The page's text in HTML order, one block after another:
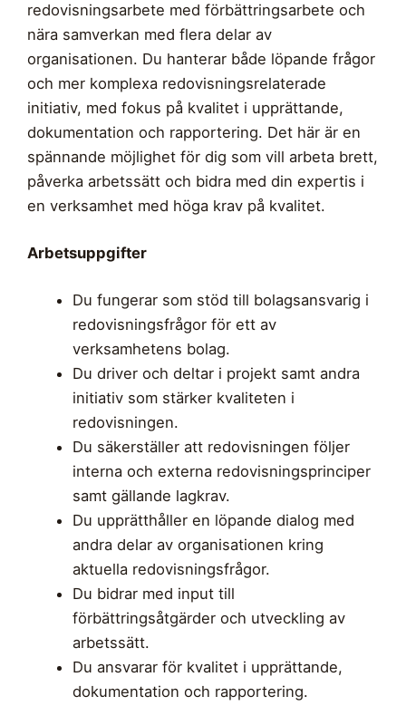
redovisningsarbete med förbättringsarbete och
nära samverkan med flera delar av
organisationen. Du hanterar både löpande frågor
och mer komplexa redovisningsrelaterade
initiativ, med fokus på kvalitet i upprättande,
dokumentation och rapportering. Det här är en
spännande möjlighet för dig som vill arbeta brett,
påverka arbetssätt och bidra med din expertis i
en verksamhet med höga krav på kvalitet.
Arbetsuppgifter
Du fungerar som stöd till bolagsansvarig i
redovisningsfrågor för ett av
verksamhetens bolag.
Du driver och deltar i projekt samt andra
initiativ som stärker kvaliteten i
redovisningen.
Du säkerställer att redovisningen följer
interna och externa redovisningsprinciper
samt gällande lagkrav.
Du upprätthåller en löpande dialog med
andra delar av organisationen kring
aktuella redovisningsfrågor.
Du bidrar med input till
förbättringsåtgärder och utveckling av
arbetssätt.
Du ansvarar för kvalitet i upprättande,
dokumentation och rapportering.